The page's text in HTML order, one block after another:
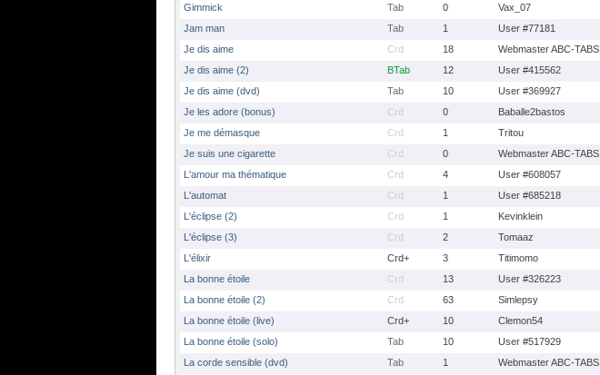
Gimmick
Tab 0
Vax_07
Jam man
Tab 1
User #77181
Je dis aime
Crd 18
Webmaster ABC-TABS
Je dis aime (2)
BTab 12
User #415562
Je dis aime (dvd)
Tab 10
User #369927
Je les adore (bonus)
Crd 0
Baballe2bastos
Je me démasque
Crd 1
Tritou
Je suis une cigarette
Crd 0
Webmaster ABC-TABS
L'amour ma thématique
Crd 4
User #608057
L'automat
Crd 1
User #685218
L'éclipse (2)
Crd 1
Kevinklein
L'éclipse (3)
Crd 2
Tomaaz
L'élixir
Crd+ 3
Titimomo
La bonne étoile
Crd 13
User #326223
La bonne étoile (2)
Crd 63
Simlepsy
La bonne étoile (live)
Crd+ 10
Clemon54
La bonne étoile (solo)
Tab 10
User #517929
La corde sensible (dvd)
Tab 1
Webmaster ABC-TABS